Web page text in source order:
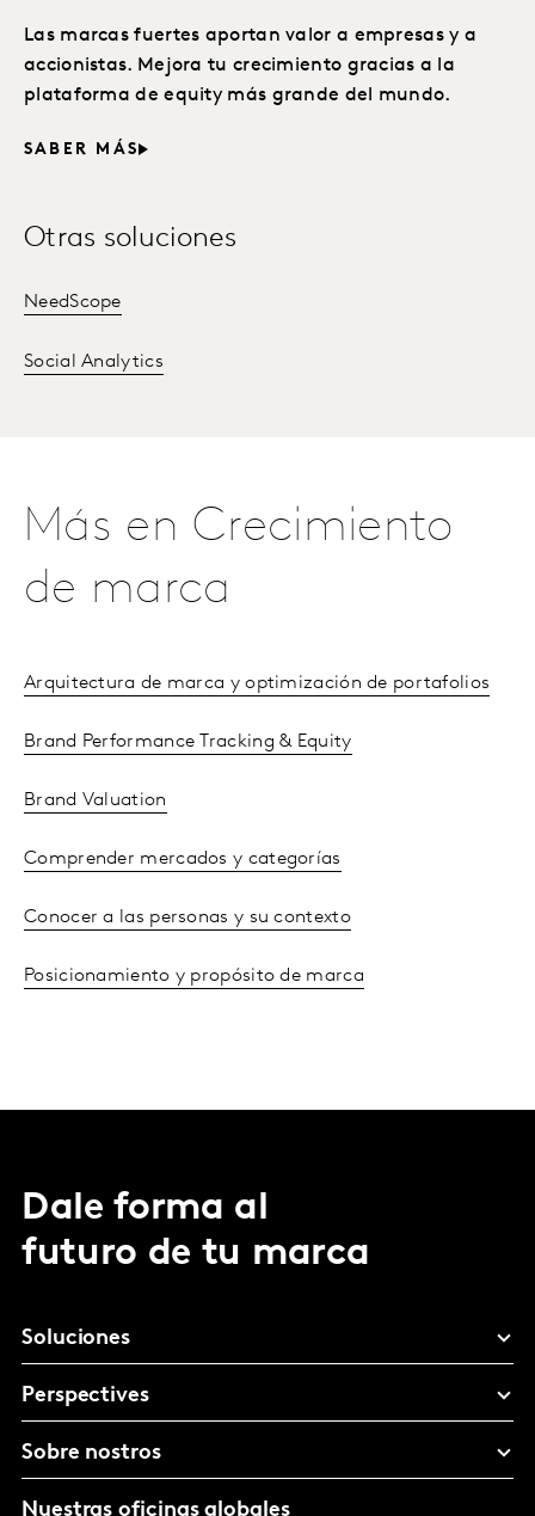
Las marcas fuertes aportan valor a empresas y a
accionistas. Mejora tu crecimiento gracias a la
plataforma de equity más grande del mundo.
SABER MÁS
Otras soluciones
NeedScope
Social Analytics
Más en Crecimiento
de marca
Arquitectura de marca y optimización de portafolios
Brand Performance Tracking & Equity
Brand Valuation
Comprender mercados y categorías
Conocer a las personas y su contexto
Posicionamiento y propósito de marca
Dale forma al
futuro de tu marca
Soluciones
Perspectives
Sobre nostros
Nuestras oficinas globales